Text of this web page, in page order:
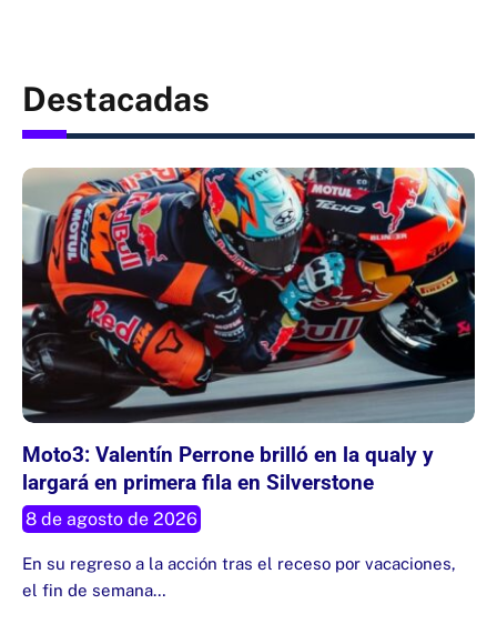
Destacadas
Moto3: Valentín Perrone brilló en la qualy y
largará en primera fila en Silverstone
8 de agosto de 2026
En su regreso a la acción tras el receso por vacaciones,
el fin de semana…